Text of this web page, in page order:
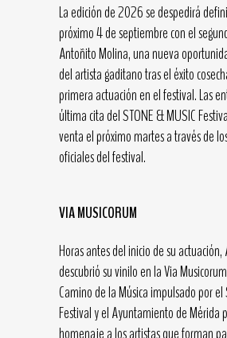
La edición de 2026 se despedirá
próximo 4 de septiembre con el
Antoñito Molina, una nueva
del artista gaditano tras el éxito
primera actuación en el festival. Las
última cita del STONE & MUSIC
venta el próximo martes a través de
oficiales del festival.
VIA MUSICORUM
Horas antes del inicio de su actuación,
descubrió su vinilo en la Via
Camino de la Música impulsado por el
Festival y el Ayuntamiento de Mérida
homenaje a los artistas que forman